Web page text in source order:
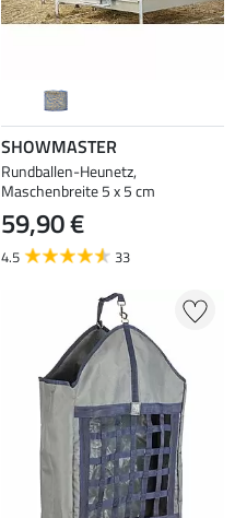
SHOWMASTER
Rundballen-Heunetz,
Maschenbreite 5 x 5 cm
59,90 €
4.5 33